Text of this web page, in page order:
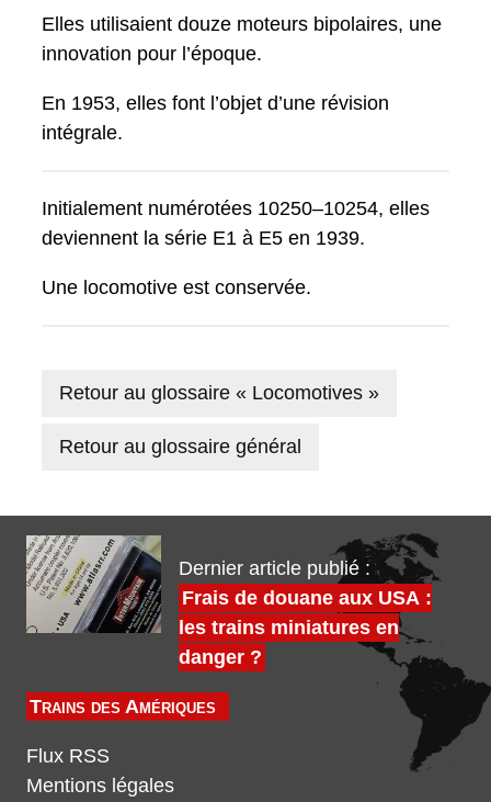
Elles utilisaient douze moteurs bipolaires, une
innovation pour l’époque.
En 1953, elles font l’objet d’une révision
intégrale.
Initialement numérotées 10250–10254, elles
deviennent la série E1 à E5 en 1939.
Une locomotive est conservée.
Retour au glossaire « Locomotives »
Retour au glossaire général
Dernier article publié :
Frais de douane aux USA :
les trains miniatures en
danger ?
Trains des Amériques
Flux RSS
Mentions légales